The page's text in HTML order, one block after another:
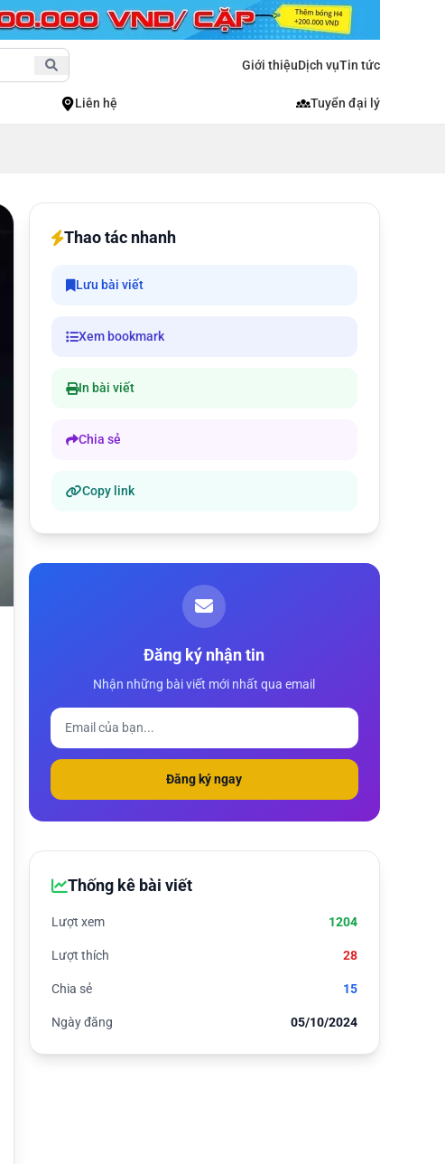
Giới thiệuDịch vụTin tức
Liên hệ Tuyển đại lý
Thao tác nhanh
Lưu bài viết
Xem bookmark
In bài viết
Chia sẻ
Copy link
Đăng ký nhận tin
Nhận những bài viết mới nhất qua email
Đăng ký ngay
Thống kê bài viết
Lượt xem 1204
Lượt thích 28
Chia sẻ 15
Ngày đăng 05/10/2024